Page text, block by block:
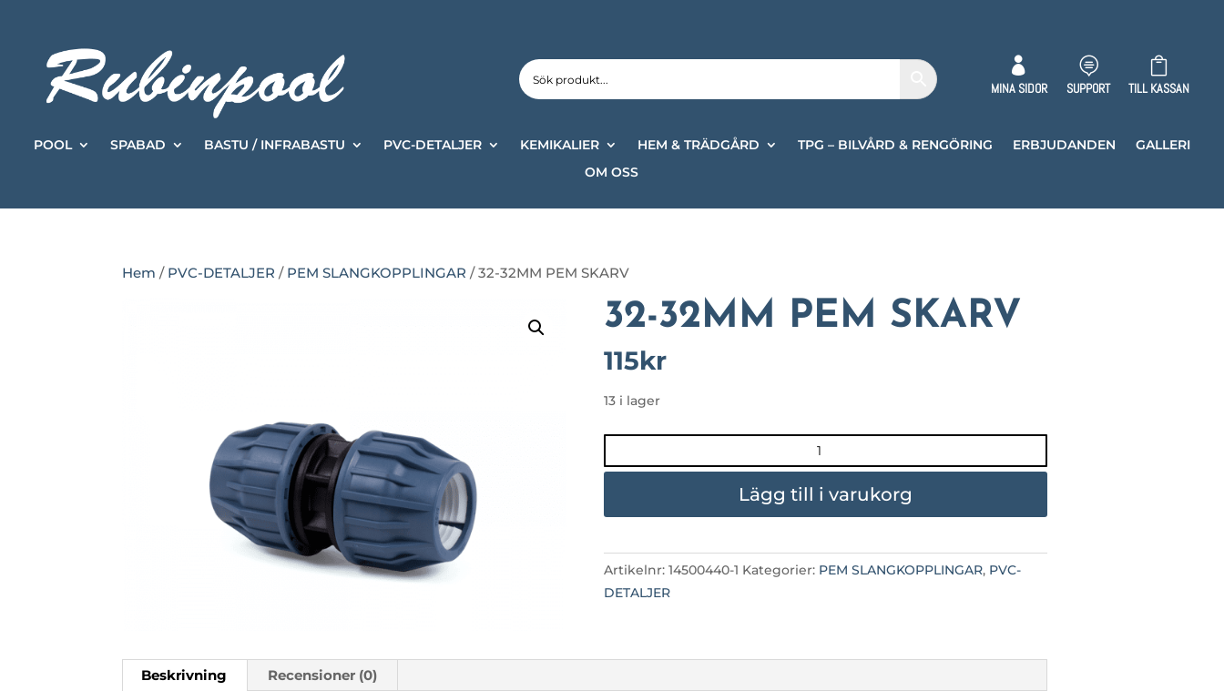

MINA SIDOR

SUPPORT

TILL KASSAN
POOL SPABAD BASTU / INFRABASTU PVC-DETALJER KEMIKALIER HEM & TRÄDGÅRD TPG – BILVÅRD & RENGÖRING ERBJUDANDEN
GALLERI
OM OSS
Hem / PVC-DETALJER / PEM SLANGKOPPLINGAR / 32-32MM PEM SKARV
32-32MM PEM SKARV
115kr
13 i lager
32MM
SKARV
Lägg till i varukorg
Artikelnr: 14500440-1 Kategorier: PEM SLANGKOPPLINGAR, PVC-
DETALJER
Beskrivning Recensioner (0)